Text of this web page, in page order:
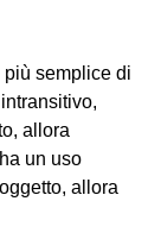
più semplice di
allora
un uso
allora